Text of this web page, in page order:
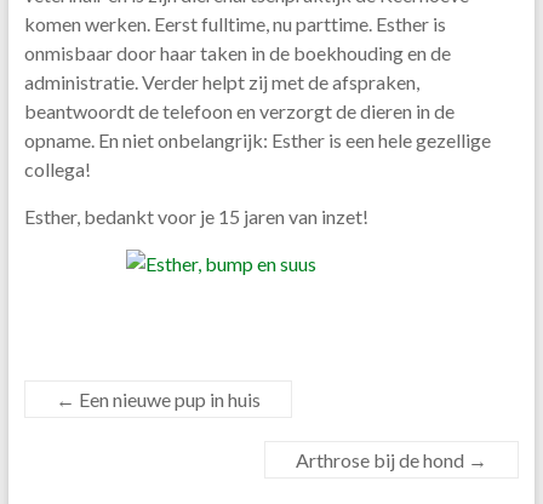
komen werken. Eerst fulltime, nu parttime. Esther is
onmisbaar door haar taken in de boekhouding en de
administratie. Verder helpt zij met de afspraken,
beantwoordt de telefoon en verzorgt de dieren in de
opname. En niet onbelangrijk: Esther is een hele gezellige
collega!
Esther, bedankt voor je 15 jaren van inzet!
← Een nieuwe pup in huis
Arthrose bij de hond →